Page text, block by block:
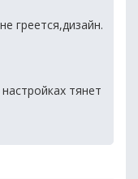
греется,дизайн.
тянет